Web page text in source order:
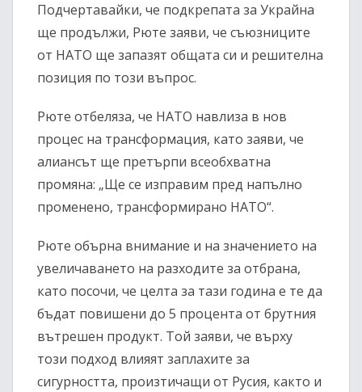
Подчертавайки, че подкрепата за Украйна
ще продължи, Рюте заяви, че съюзниците
от НАТО ще запазят общата си и решителна
позиция по този въпрос.
Рюте отбеляза, че НАТО навлиза в нов
процес на трансформация, като заяви, че
алиансът ще претърпи всеобхватна
промяна: „Ще се изправим пред напълно
променено, трансформирано НАТО“.
Рюте обърна внимание и на значението на
увеличаването на разходите за отбрана,
като посочи, че целта за тази година е те да
бъдат повишени до 5 процента от брутния
вътрешен продукт. Той заяви, че върху
този подход влияят заплахите за
сигурността, произтичащи от Русия, както и